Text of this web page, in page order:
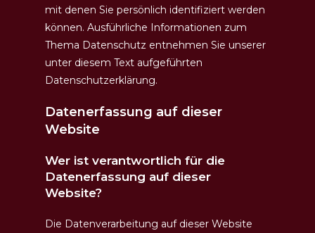
mit denen Sie persönlich identifiziert werden
können. Ausführliche Informationen zum
Thema Datenschutz entnehmen Sie unserer
unter diesem Text aufgeführten
Datenschutzerklärung.
Datenerfassung auf dieser
Website
Wer ist verantwortlich für die
Datenerfassung auf dieser
Website?
Die Datenverarbeitung auf dieser Website